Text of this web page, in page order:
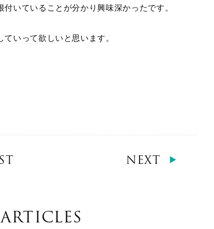
いていることが分かり興味深かったです。
いって欲しいと思います。
NEXT